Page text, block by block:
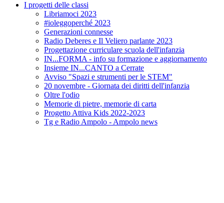
I progetti delle classi
Libriamoci 2023
#ioleggoperché 2023
Generazioni connesse
Radio Deberes e Il Veliero parlante 2023
Progettazione curriculare scuola dell'infanzia
IN...FORMA - info su formazione e aggiornamento
Insieme IN...CANTO a Cerrate
Avviso "Spazi e strumenti per le STEM"
20 novembre - Giornata dei diritti dell'infanzia
Oltre l'odio
Memorie di pietre, memorie di carta
Progetto Attiva Kids 2022-2023
Tg e Radio Ampolo - Ampolo news